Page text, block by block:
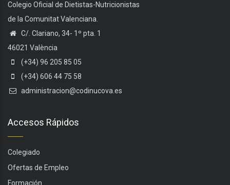
Colegio Oficial de Dietistas-Nutricionistas
de la Comunitat Valenciana.
C/. Clariano, 34- 1º pta. 1
46021 València
(+34) 96 205 85 05
(+34) 606 44 75 58
administracion@codinucova.es
Accesos Rápidos
Colegiado
Ofertas de Empleo
Formación